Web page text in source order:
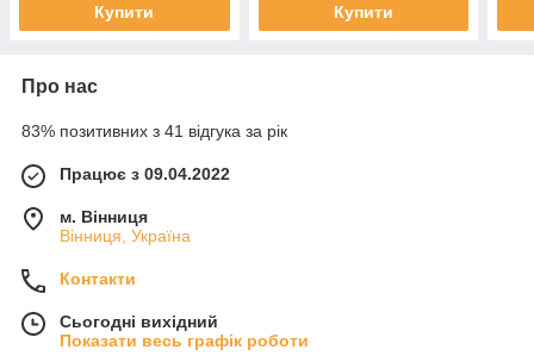
Купити Купити
Про нас
83% позитивних з 41 відгука за рік
Працює з 09.04.2022
м. Вінниця
Вінниця, Україна
Контакти
Сьогодні вихідний
Показати весь графік роботи